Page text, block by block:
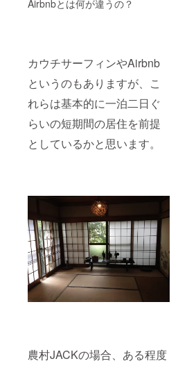
Airbnbとは何が違うの？
カウチサーフィンやAirbnb
というのもありますが、こ
れらは基本的に一泊二日ぐ
らいの短期間の居住を前提
としているかと思います。
農村JACKの場合、ある程度